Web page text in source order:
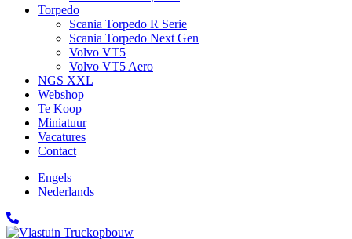
Torpedo
Scania Torpedo R Serie
Scania Torpedo Next Gen
Volvo VT5
Volvo VT5 Aero
NGS XXL
Webshop
Te Koop
Miniatuur
Vacatures
Contact
Engels
Nederlands